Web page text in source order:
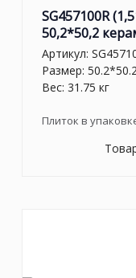
SG457100R
50,2*50,2
Артикул:
Размер:
Вес: 31.75 кг
Плиток в